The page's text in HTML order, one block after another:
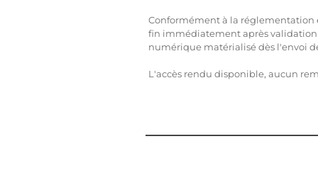
Conformément à la
fin immédiatement après
numérique matérialisé dès l'envoi
L'accès rendu disponible, aucun